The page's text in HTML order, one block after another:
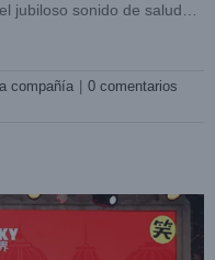
jubiloso sonido de saludos.
compañía
0 comentarios